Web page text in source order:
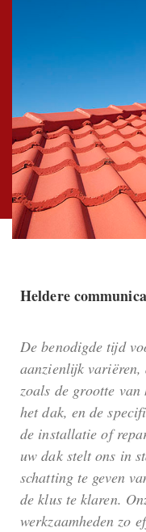
Heldere
De benodigde tijd
aanzienlijk variëren,
zoals de grootte
het dak, en de
de installatie of
uw dak stelt ons in
schatting te geven
de klus te klaren.
werkzaamheden zo